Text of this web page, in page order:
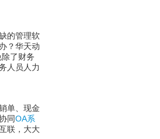
的管理软
？华天动
了财务
人员人力
单、现金
同OA系
联，大大